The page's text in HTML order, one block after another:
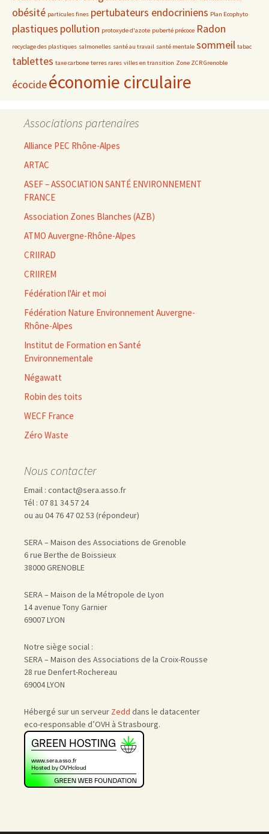
obésité particules fines pertubateurs endocriniens Plan Ecophyto
plastiques pollution protoxyde d'azote puberté précoce Radon
recyclage des plastiques salmonelles santé au travail santé mentale sommeil tabac
tablettes taxe carbone terres rares villes en transition Zone ZCR Grenoble
écocideéconomie circulaire
Associations partenaires
Alliance PEC Rhône-Alpes
ARTAC
ASEF – ASSOCIATION SANTÉ ENVIRONNEMENT
FRANCE
Association Zones Blanches (AZB)
ATMO Auvergne-Rhône-Alpes
CRIIRAD
CRIIREM
Fédération l'Air et moi
Fédération Nature Environnement Auvergne-
Rhône-Alpes
Institut de Formation en Santé
Environnementale
Négawatt
Robin des toits
WECF France
Zéro Waste
Nous contacter
Email : contact@sera.asso.fr
Tél : 07 81 34 57 24
ou au 04 76 47 02 53 (répondeur)
SERA – Maison des Associations de Grenoble
6 rue Berthe de Boissieux
38000 GRENOBLE
SERA – Maison de la Métropole de Lyon
14 avenue Tony Garnier
69007 LYON
Notre siège social :
SERA – Maison des Associations de la Croix-Rousse
28 rue Denfert-Rochereau
69004 LYON
Hébergé sur un serveur Zedd dans le datacenter
eco-responsable d’OVH à Strasbourg.